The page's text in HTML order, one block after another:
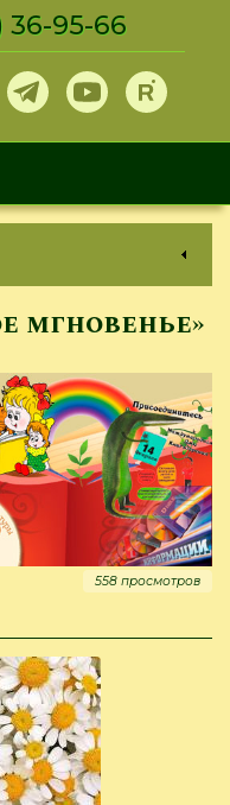
36-95-66
мгновенье»
558 просмотров